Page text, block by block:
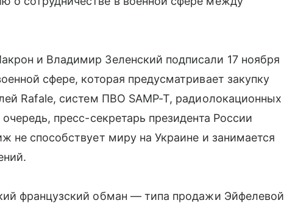
и Владимир Зеленский подписали 17 ноября
сфере, которая предусматривает закупку
Rafale, систем ПВО SAMP-T, радиолокационных
пресс-секретарь президента России
не способствует миру на Украине и занимается
французский обман — типа продажи Эйфелевой